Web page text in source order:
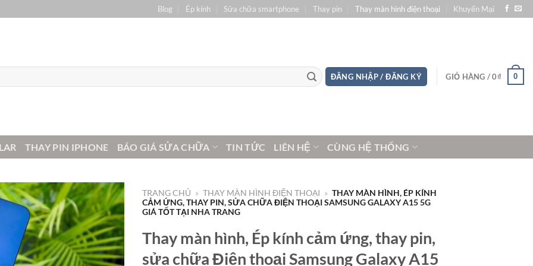
Blog Ép kính Sửa chữa smartphone Thay pin Thay màn hình điện thoại Khuyến Mại
ĐĂNG NHẬP / ĐĂNG KÝ GIỎ HÀNG /0₫ 0
THAY PIN IPHONE BÁO GIÁ SỬA CHỮA TIN TỨC LIÊN HỆ CÙNG HỆ THỐNG
TRANG CHỦ » THAY MÀN HÌNH ĐIỆN THOẠI » THAY MÀN HÌNH, ÉP KÍNH
CẢM ỨNG, THAY PIN, SỬA CHỮA ĐIỆN THOẠI SAMSUNG GALAXY A15 5G
GIÁ TỐT TẠI NHA TRANG
Thay màn hình, Ép kính cảm ứng, thay pin,
sửa chữa Điện thoại Samsung Galaxy A15